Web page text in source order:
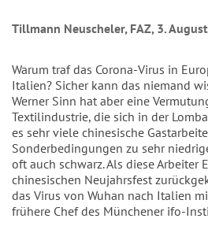
Tillmann Neuscheler, FAZ, 3.
Warum traf das Corona-Virus in
Italien? Sicher kann das niemand
Werner Sinn hat aber eine
Textilindustrie, die sich in der
es sehr viele chinesische
Sonderbedingungen zu sehr
oft auch schwarz. Als diese Arbeiter
chinesischen Neujahrsfest
das Virus von Wuhan nach Italien
frühere Chef des Münchener ifo-